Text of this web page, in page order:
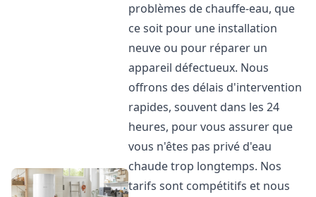
problèmes de chauffe-eau, que
ce soit pour une installation
neuve ou pour réparer un
appareil défectueux. Nous
offrons des délais d'intervention
rapides, souvent dans les 24
heures, pour vous assurer que
vous n'êtes pas privé d'eau
chaude trop longtemps. Nos
tarifs sont compétitifs et nous